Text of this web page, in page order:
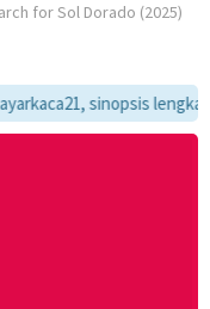
for Sol Dorado (2025)
sinopsis lengkap,